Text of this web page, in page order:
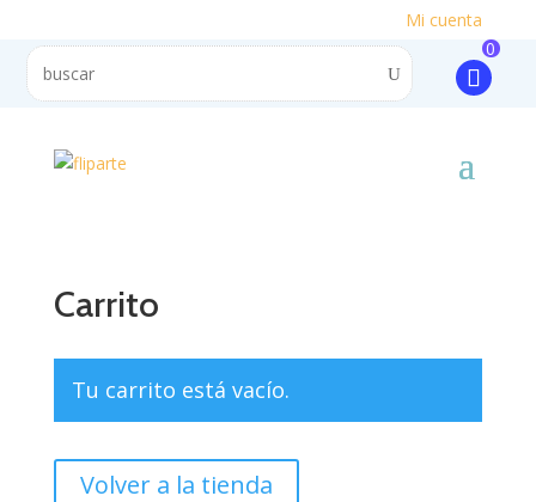
Mi cuenta
0
Carrito
Tu carrito está vacío.
Volver a la tienda